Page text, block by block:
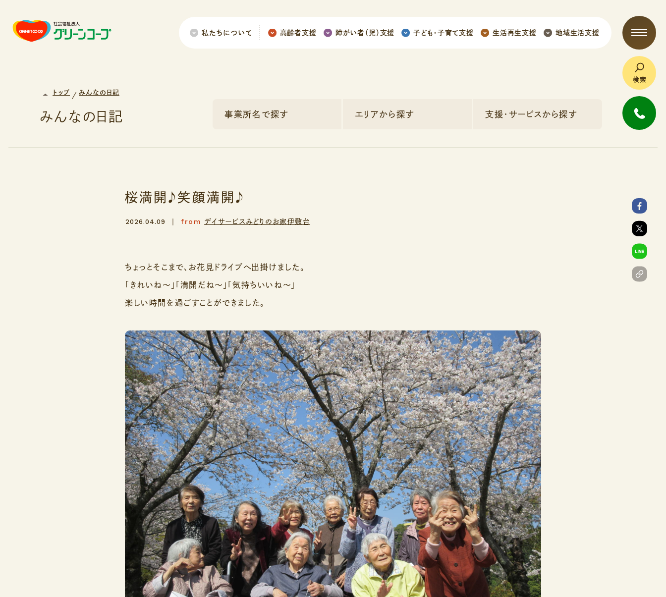
私たちについて 高齢者支援 障がい者（児）支援 子ども ・ 子育て支援 生活再生支援 地域生活支援
検索
トップ
みんなの日記
みんなの日記 事業所名で探す エリアから探す 支援・サービスから探す
桜満開♪笑顔満開♪
2026.04.09 from デイサービスみどりのお家伊敷台
ちょっとそこまで、お花見ドライブへ出掛けました。
「きれいね～」「満開だね～」「気持ちいいね～」
楽しい時間を過ごすことができました。